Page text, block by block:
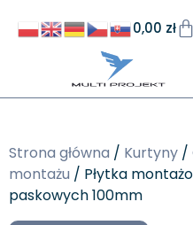
0,00 zł
Strona główna / Kurtyny /
montażu / Płytka
paskowych 100mm